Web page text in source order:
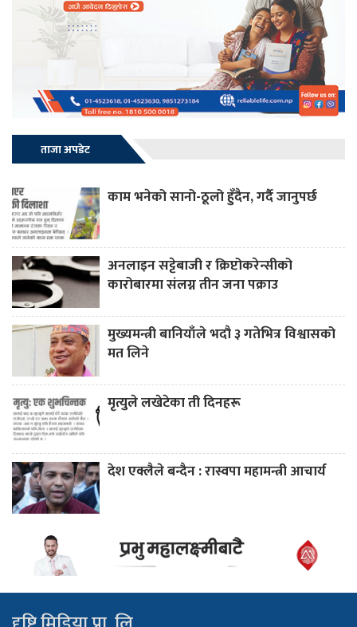
ताजा अपडेट
काम भनेको सानो-ठूलो हुँदैन, गर्दै जानुपर्छ
अनलाइन सट्टेबाजी र क्रिप्टोकरेन्सीको
कारोबारमा संलग्न तीन जना पक्राउ
मुख्यमन्त्री बानियाँले भदौ ३ गतेभित्र विश्वासको
मत लिने
मृत्युले लखेटेका ती दिनहरू
देश एक्लैले बन्दैन : रास्वपा महामन्त्री आचार्य